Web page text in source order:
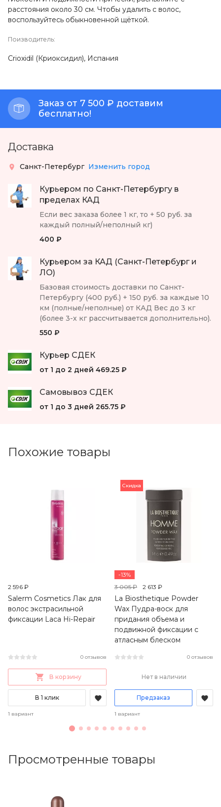
расстояния около 30 см. Чтобы удалить с волос,
воспользуйтесь обыкновенной щёткой.
Поизводитель:
Crioxidil (Криоксидил), Испания
Заказ от 7 500 ₽ доставим
бесплатно!
Доставка
Санкт-Петербург Изменить город
Курьером по Санкт-Петербургу в
пределах КАД
Если вес заказа более 1 кг, то + 50 руб. за
каждый полный/неполный кг)
400 ₽
Курьером за КАД (Санкт-Петербург и
ЛО)
Базовая стоимость доставки по Санкт-
Петербургу (400 руб.) + 150 руб. за каждые 10
км (полные/неполные) от КАД Вес до 3 кг
(более 3-х кг рассчитывается дополнительно).
550 ₽
Курьер СДЕК
от 1 до 2 дней 469.25 ₽
Самовывоз СДЕК
от 1 до 3 дней 265.75 ₽
Похожие товары
2 596 ₽
Salerm Cosmetics Лак для
волос экстрасильной
фиксации Laca Hi-Repair
0 отзывов
В корзину
В 1 клик
1 вариант
Скидка
3 005 ₽ 2 613 ₽
-13%
La Biosthetique Powder
Wax Пудра-воск для
придания объема и
подвижной фиксации с
атласным блеском
0 отзывов
Нет в наличии
Предзаказ
1 вариант
Просмотренные товары